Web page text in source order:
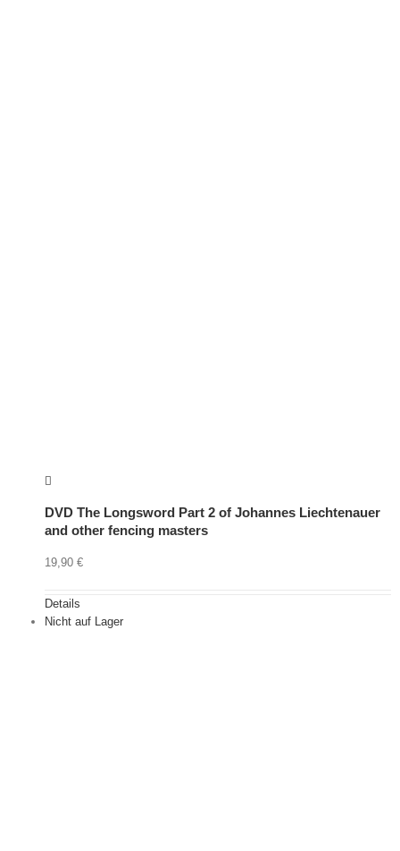
DVD The Longsword Part 2 of Johannes Liechtenauer
and other fencing masters
19,90 €
Details
Nicht auf Lager